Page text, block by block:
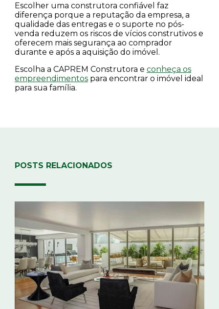
Escolher uma construtora confiável faz
diferença porque a reputação da empresa, a
qualidade das entregas e o suporte no pós-
venda reduzem os riscos de vícios construtivos e
oferecem mais segurança ao comprador
durante e após a aquisição do imóvel.
Escolha a CAPREM Construtora e conheça os
empreendimentos para encontrar o imóvel ideal
para sua família.
POSTS RELACIONADOS